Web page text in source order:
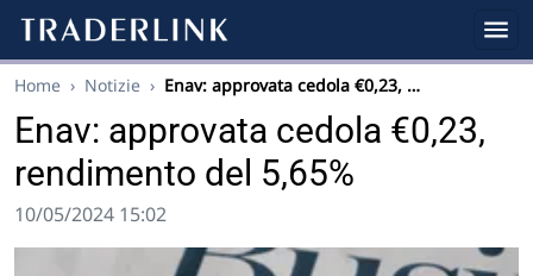
Home › Notizie › Enav: approvata cedola €0,23, …
Enav: approvata cedola €0,23,
rendimento del 5,65%
10/05/2024 15:02